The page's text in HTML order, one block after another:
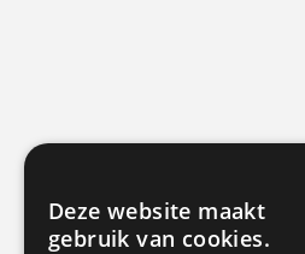
Deze website maakt
gebruik van cookies.